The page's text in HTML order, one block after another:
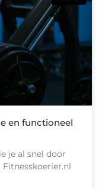
en functioneel
je al snel door